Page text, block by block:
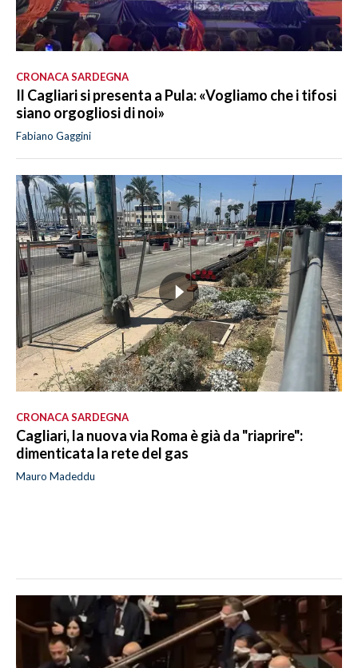
CRONACA SARDEGNA
Il Cagliari si presenta a Pula: «Vogliamo che i tifosi
siano orgogliosi di noi»
Fabiano Gaggini
CRONACA SARDEGNA
Cagliari, la nuova via Roma è già da "riaprire":
dimenticata la rete del gas
Mauro Madeddu